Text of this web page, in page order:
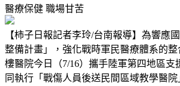
醫療保健 職場甘苦
【柿子日報記者李玲/台南報導】為響應
整備計畫」，強化戰時軍民醫療體系的
樓醫院今日（7/16）攜手陸軍第四地區支
同執行「戰傷人員後送民間區域教學醫